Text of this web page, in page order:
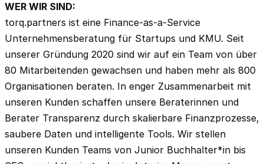
WER WIR SIND:
torq.partners ist eine Finance-as-a-Service
Unternehmensberatung für Startups und KMU. Seit
unserer Gründung 2020 sind wir auf ein Team von über
80 Mitarbeitenden gewachsen und haben mehr als 800
Organisationen beraten. In enger Zusammenarbeit mit
unseren Kunden schaffen unsere Beraterinnen und
Berater Transparenz durch skalierbare Finanzprozesse,
saubere Daten und intelligente Tools. Wir stellen
unseren Kunden Teams von Junior Buchhalter*in bis